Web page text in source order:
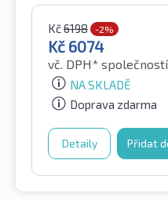
Kč6198 -2%
Kč 6074
vč. DPH*
NA SKLADĚ
Doprava zdarma
Detaily Přidat